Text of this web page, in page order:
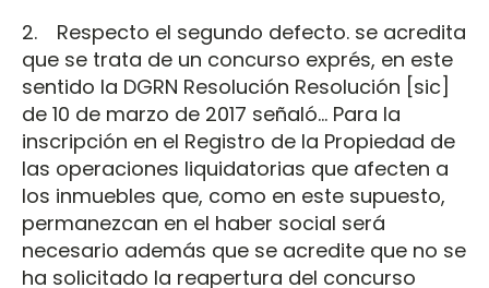
2. Respecto el segundo defecto. se acredita
que se trata de un concurso exprés, en este
sentido la DGRN Resolución Resolución [sic]
de 10 de marzo de 2017 señaló... Para la
inscripción en el Registro de la Propiedad de
las operaciones liquidatorias que afecten a
los inmuebles que, como en este supuesto,
permanezcan en el haber social será
necesario además que se acredite que no se
ha solicitado la reapertura del concurso